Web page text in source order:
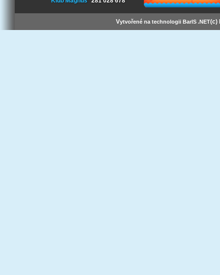
Vytvořené na technologii BarIS .NET(c)